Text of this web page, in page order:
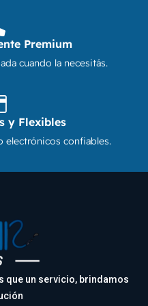
Premium
cuando la necesitás.
y Flexibles
confiables.
que un servicio, brindamos